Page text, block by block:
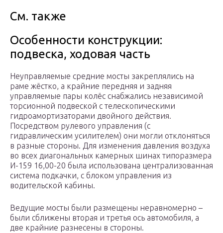
См. также
Особенности конструкции:
подвеска, ходовая часть
Неуправляемые средние мосты закреплялись на
раме жёстко, а крайние передняя и задняя
управляемые пары колёс снабжались независимой
торсионной подвеской с телескопическими
гидроамортизаторами двойного действия.
Посредством рулевого управления (с
гидравлическим усилителем) они могли отклоняться
в разные стороны. Для изменения давления воздуха
во всех диагональных камерных шинах типоразмера
И-159 16,00-20 была использована централизованная
система подкачки, с блоком управления из
водительской кабины.
Ведущие мосты были размещены неравномерно –
были сближены вторая и третья ось автомобиля, а
две крайние разнесены в стороны.